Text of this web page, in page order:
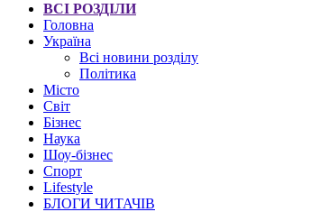
ВСІ РОЗДІЛИ
Головна
Україна
Всі новини розділу
Політика
Місто
Світ
Бізнес
Наука
Шоу-бізнес
Спорт
Lifestyle
БЛОГИ ЧИТАЧІВ